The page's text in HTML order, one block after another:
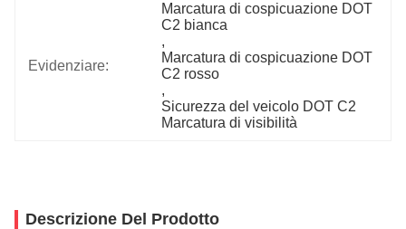
Evidenziare:
Marcatura di cospicuazione DOT
C2 bianca
,
Marcatura di cospicuazione DOT
C2 rosso
,
Sicurezza del veicolo DOT C2
Marcatura di visibilità
Descrizione Del Prodotto